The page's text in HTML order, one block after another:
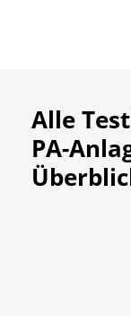
Alle
PA-